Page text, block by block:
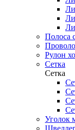
Полоса
Рулон
Сетка
Сетка
Уголок